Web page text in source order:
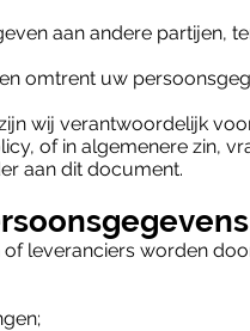
aan andere partijen,
omtrent uw
wij verantwoordelijk
of in algemenere zin,
aan dit document.
leveranciers worden